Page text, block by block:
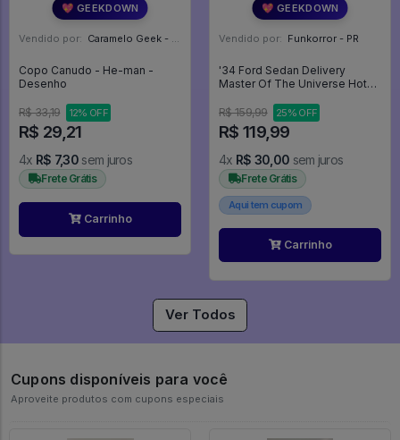
💖 GEEKDOWN
Vendido por: Caramelo Geek - DF
Copo Canudo - He-man -
Desenho
R$ 33,19 12% OFF
R$ 29,21
4x R$ 7,30 sem juros
Frete Grátis
Carrinho
💖 GEEKDOWN
Vendido por: Funkorror - PR
'34 Ford Sedan Delivery
Master Of The Universe Hot
UNIVERSE
R$ 159,99 25% OFF
R$ 119,99
4x R$ 30,00 sem juros
Frete Grátis
Aqui tem cupom
Carrinho
Ver Todos
Cupons disponíveis para você
Aproveite produtos com cupons especiais